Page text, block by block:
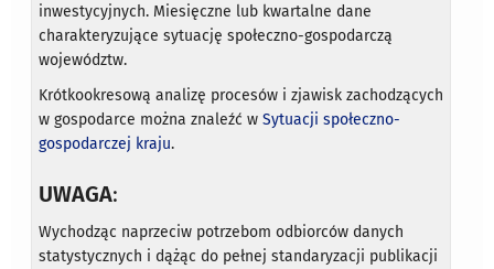
inwestycyjnych. Miesięczne lub kwartalne dane
charakteryzujące sytuację społeczno-gospodarczą
województw.
Krótkookresową analizę procesów i zjawisk zachodzących
w gospodarce można znaleźć wSytuacji społeczno-
gospodarczej kraju.
UWAGA:
Wychodząc naprzeciw potrzebom odbiorców danych
statystycznych i dążąc do pełnej standaryzacji publikacji